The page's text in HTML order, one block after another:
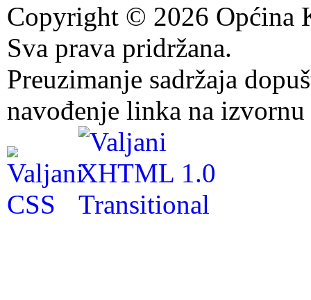
Copyright © 2026 Općina
Sva prava pridržana.
Preuzimanje sadržaja
navođenje linka na izvornu